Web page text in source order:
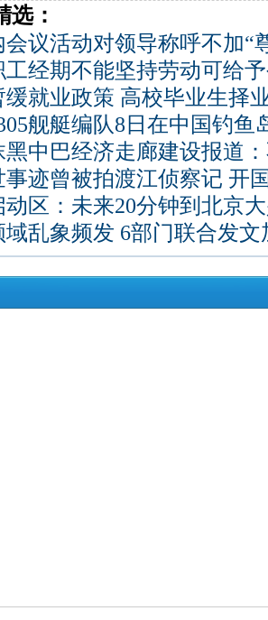
选：
会议活动对领导称呼不加“
经期不能坚持劳动可给
缓就业政策 高校毕业生择
舰艇编队8日在中国钓鱼
黑中巴经济走廊建设报道
事迹曾被拍渡江侦察记 开
区：未来20分钟到北京
乱象频发 6部门联合发文